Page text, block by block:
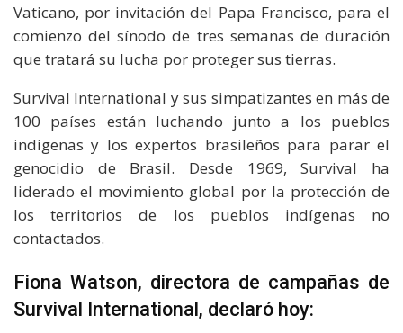
Vaticano, por invitación del Papa Francisco, para el
comienzo del sínodo de tres semanas de duración
que tratará su lucha por proteger sus tierras.
Survival International y sus simpatizantes en más de
100 países están luchando junto a los pueblos
indígenas y los expertos brasileños para parar el
genocidio de Brasil. Desde 1969, Survival ha
liderado el movimiento global por la protección de
los territorios de los pueblos indígenas no
contactados.
Fiona Watson, directora de campañas de
Survival International, declaró hoy: